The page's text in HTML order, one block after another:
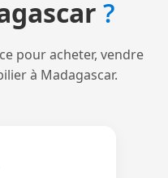
?
pour acheter, vendre
à Madagascar.